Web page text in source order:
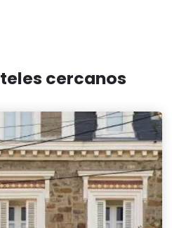
cercanos